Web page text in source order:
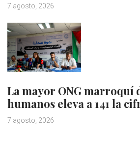
7 agosto, 2026
La mayor ONG marroquí
humanos eleva a 141 la
7 agosto, 2026